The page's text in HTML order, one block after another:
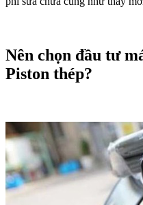
Nên chọn đầu tư
Piston thép?